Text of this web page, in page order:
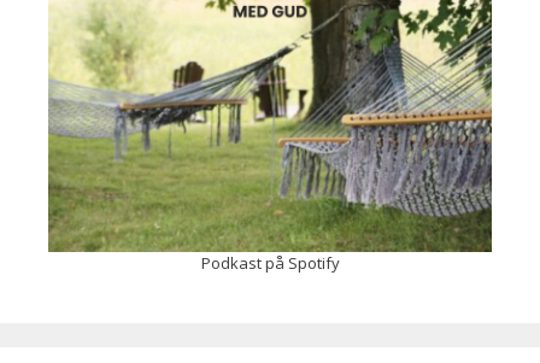
Podkast på Spotify